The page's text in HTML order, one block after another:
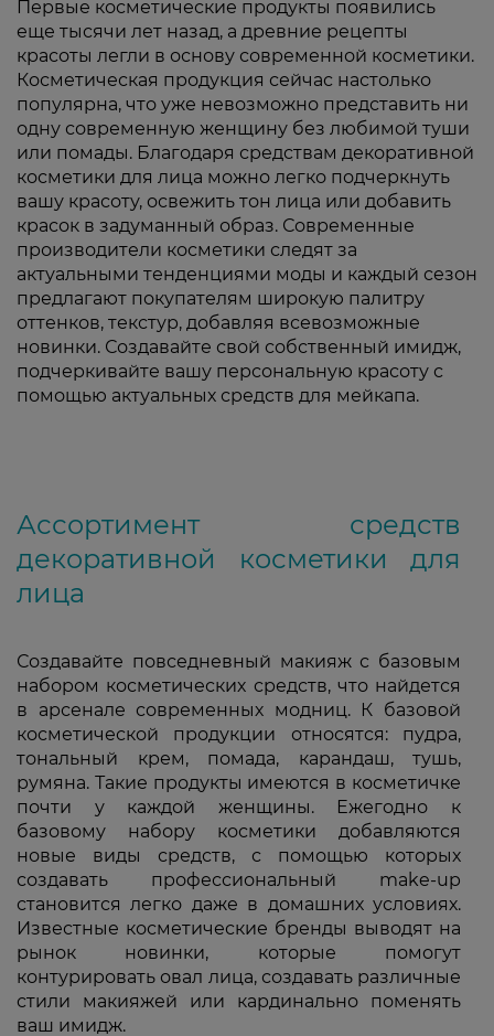
Первые косметические продукты появились
еще тысячи лет назад, а древние рецепты
красоты легли в основу современной косметики.
Косметическая продукция сейчас настолько
популярна, что уже невозможно представить ни
одну современную женщину без любимой туши
или помады. Благодаря средствам декоративной
косметики для лица можно легко подчеркнуть
вашу красоту, освежить тон лица или добавить
красок в задуманный образ. Современные
производители косметики следят за
актуальными тенденциями моды и каждый сезон
предлагают покупателям широкую палитру
оттенков, текстур, добавляя всевозможные
новинки. Создавайте свой собственный имидж,
подчеркивайте вашу персональную красоту с
помощью актуальных средств для мейкапа.
Ассортимент средств
декоративной косметики для
лица
Создавайте повседневный макияж с базовым
набором косметических средств, что найдется
в арсенале современных модниц. К базовой
косметической продукции относятся: пудра,
тональный крем, помада, карандаш, тушь,
румяна. Такие продукты имеются в косметичке
почти у каждой женщины. Ежегодно к
базовому набору косметики добавляются
новые виды средств, с помощью которых
создавать профессиональный make-up
становится легко даже в домашних условиях.
Известные косметические бренды выводят на
рынок новинки, которые помогут
контурировать овал лица, создавать различные
стили макияжей или кардинально поменять
ваш имидж.